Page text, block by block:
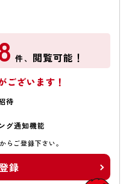
件、 閲覧可能！
ございます！
待
グ通知機能
らご登録下さい。
録